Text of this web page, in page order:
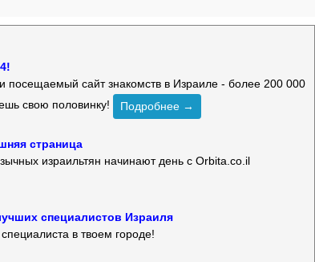
сайт знакомств в Израиле - более 200 000
свою половинку!
Подробнее →
страница
израильтян начинают день с Orbita.co.il
специалистов Израиля
в твоем городе!